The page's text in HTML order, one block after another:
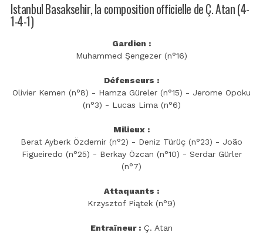
Istanbul Basaksehir, la composition officielle de Ç. Atan (4-
1-4-1)
Gardien :
Muhammed Şengezer (n°16)
Défenseurs :
Olivier Kemen (n°8) - Hamza Güreler (n°15) - Jerome Opoku
(n°3) - Lucas Lima (n°6)
Milieux :
Berat Ayberk Özdemir (n°2) - Deniz Türüç (n°23) - João
Figueiredo (n°25) - Berkay Özcan (n°10) - Serdar Gürler
(n°7)
Attaquants :
Krzysztof Piątek (n°9)
Entraîneur : Ç. Atan